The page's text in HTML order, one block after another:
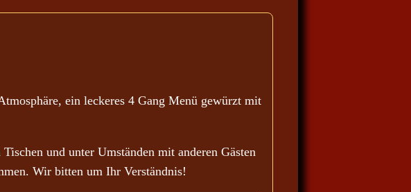
ein leckeres 4 Gang Menü gewürzt mit
und unter Umständen mit anderen Gästen
Wir bitten um Ihr Verständnis!